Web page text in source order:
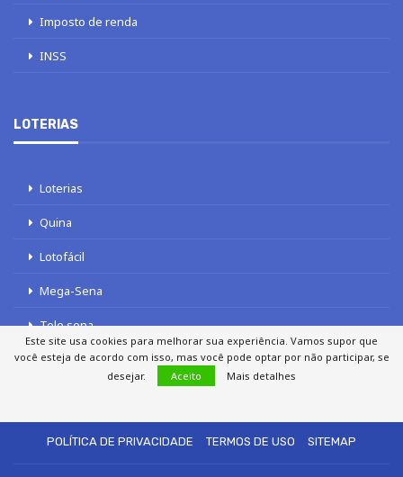
Imposto de renda
INSS
LOTERIAS
Loterias
Quina
Lotofácil
Mega-Sena
Tele sena
POLÍTICA DE PRIVACIDADE
TERMOS DE USO SITEMAP
Este site usa cookies para melhorar sua experiência. Vamos supor que
você esteja de acordo com isso, mas você pode optar por não participar, se
desejar.
Aceito Mais detalhes